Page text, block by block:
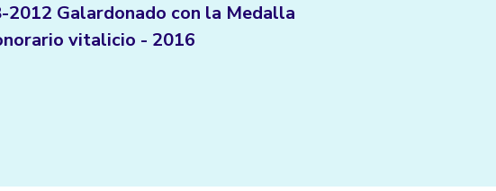
2012 Galardonado con la Medalla
vitalicio - 2016